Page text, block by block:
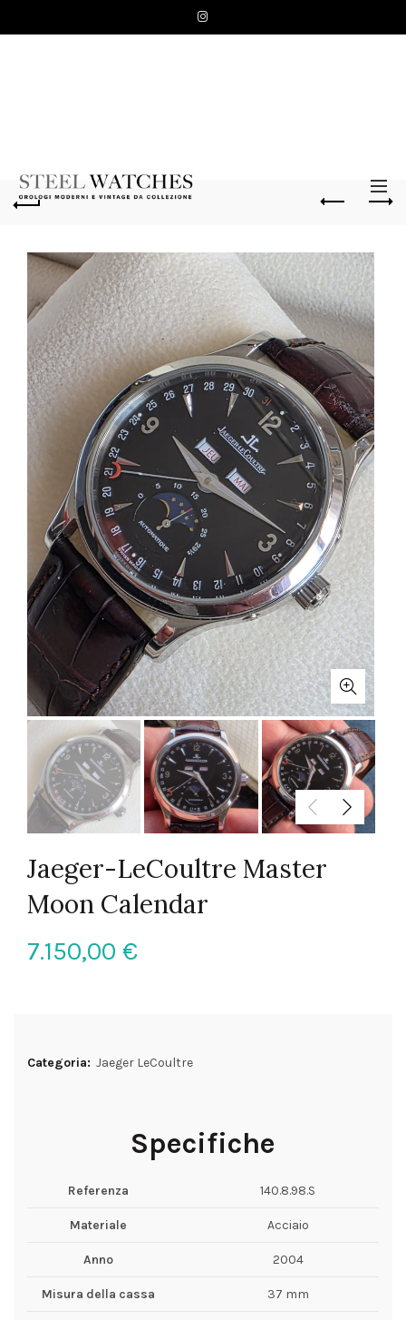
Jaeger-LeCoultre Master
Moon Calendar
7.150,00 €
Categoria: Jaeger LeCoultre
Specifiche
Referenza 140.8.98.S
Materiale Acciaio
Anno 2004
Misura della cassa 37 mm